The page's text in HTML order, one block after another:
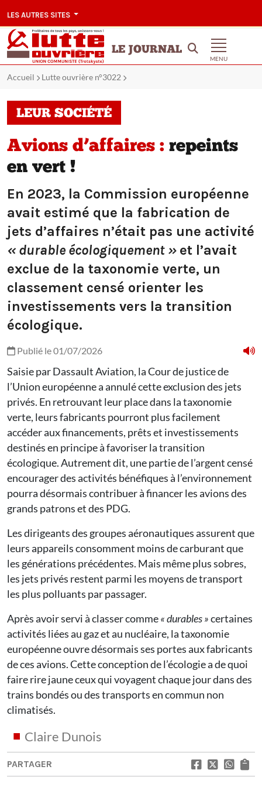
LES AUTRES SITES
LE JOURNAL
MENU
Accueil Lutte ouvrière n°3022
LEUR SOCIÉTÉ
Avions d’affaires : repeints
en vert !
En 2023, la Commission européenne
avait estimé que la fabrication de
jets d’affaires n’était pas une activité
« durable écologiquement » et l’avait
exclue de la taxonomie verte, un
classement censé orienter les
investissements vers la transition
écologique.
Publié le 01/07/2026
Saisie par Dassault Aviation, la Cour de justice de
l’Union européenne a annulé cette exclusion des jets
privés. En retrouvant leur place dans la taxonomie
verte, leurs fabricants pourront plus facilement
accéder aux financements, prêts et investissements
destinés en principe à favoriser la transition
écologique. Autrement dit, une partie de l’argent censé
encourager des activités bénéfiques à l’environnement
pourra désormais contribuer à financer les avions des
grands patrons et des PDG.
Les dirigeants des groupes aéronautiques assurent que
leurs appareils consomment moins de carburant que
les générations précédentes. Mais même plus sobres,
les jets privés restent parmi les moyens de transport
les plus polluants par passager.
Après avoir servi à classer comme« durables »certaines
activités liées au gaz et au nucléaire, la taxonomie
européenne ouvre désormais ses portes aux fabricants
de ces avions. Cette conception de l’écologie a de quoi
faire rire jaune ceux qui voyagent chaque jour dans des
trains bondés ou des transports en commun non
climatisés.
Claire Dunois
PARTAGER